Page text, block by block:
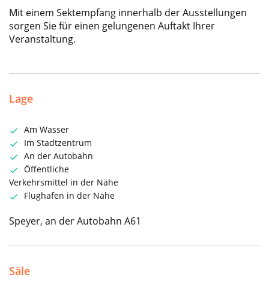
Mit einem Sektempfang innerhalb der Ausstellungen
sorgen Sie für einen gelungenen Auftakt Ihrer
Veranstaltung.
Lage
Am Wasser
Im Stadtzentrum
An der Autobahn
Öffentliche
Verkehrsmittel in der Nähe
Flughafen in der Nähe
Speyer, an der Autobahn A61
Säle